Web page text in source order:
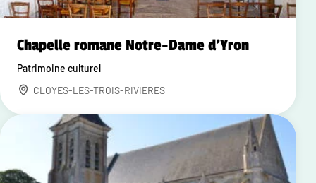
Chapelle romane Notre-Dame d'Yron
Patrimoine culturel
CLOYES-LES-TROIS-RIVIERES